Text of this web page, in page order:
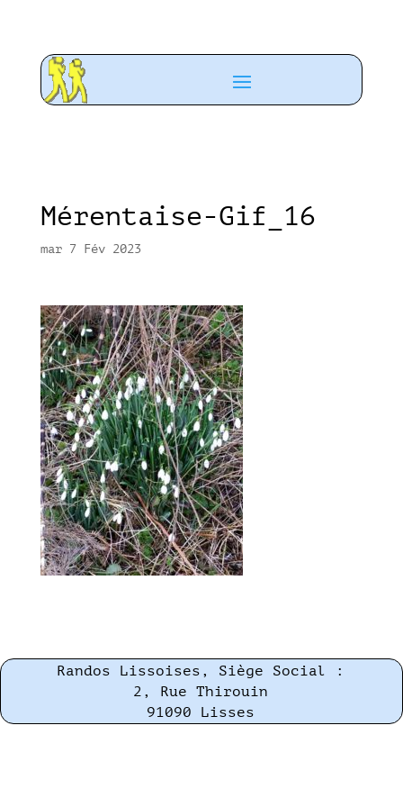
Mérentaise-Gif_16
mar 7 Fév 2023
Randos Lissoises, Siège Social :
2, Rue Thirouin
91090 Lisses